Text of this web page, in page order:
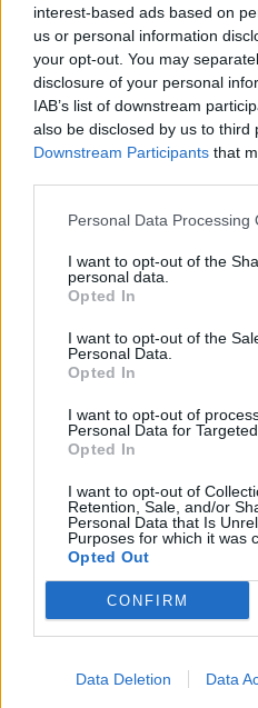
interest-based ads based on
us or personal information
your opt-out. You may
disclosure of your personal
IAB’s list of downstream
also be disclosed by us to third
Downstream Participants that
Personal Data Processing
I want to opt-out of the
personal data.
Opted In
I want to opt-out of the
Personal Data.
Opted In
I want to opt-out of
Personal Data for
Opted In
I want to opt-out of
Retention, Sale, and/or
Personal Data that Is
Purposes for which it was
Opted Out
CONFIRM
Data Deletion Data
felvételi 2021
felvételi
pótfelvételi
felsőoktatási felvételi 2021
pótfelvételi 2021